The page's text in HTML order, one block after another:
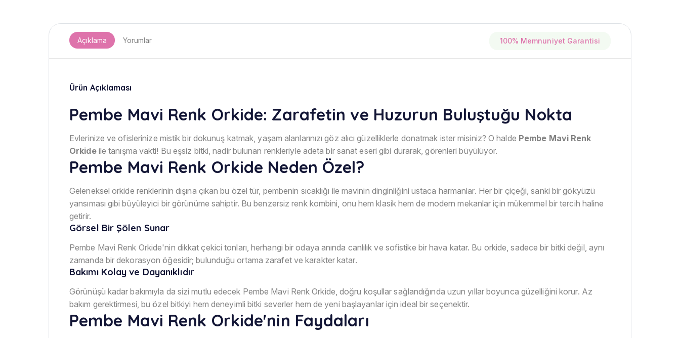
Açıklama Yorumlar 100% Memnuniyet Garantisi
Ürün Açıklaması
Pembe Mavi Renk Orkide: Zarafetin ve Huzurun Buluştuğu Nokta
Evlerinize ve ofislerinize mistik bir dokunuş katmak, yaşam alanlarınızı göz alıcı güzelliklerle donatmak ister misiniz? O halde Pembe Mavi Renk
Orkideile tanışma vakti! Bu eşsiz bitki, nadir bulunan renkleriyle adeta bir sanat eseri gibi durarak, görenleri büyülüyor.
Pembe Mavi Renk Orkide Neden Özel?
Geleneksel orkide renklerinin dışına çıkan bu özel tür, pembenin sıcaklığı ile mavinin dinginliğini ustaca harmanlar. Her bir çiçeği, sanki bir gökyüzü
yansıması gibi büyüleyici bir görünüme sahiptir. Bu benzersiz renk kombini, onu hem klasik hem de modern mekanlar için mükemmel bir tercih haline
getirir.
Görsel Bir Şölen Sunar
Pembe Mavi Renk Orkide'nin dikkat çekici tonları, herhangi bir odaya anında canlılık ve sofistike bir hava katar. Bu orkide, sadece bir bitki değil, aynı
zamanda bir dekorasyon öğesidir; bulunduğu ortama zarafet ve karakter katar.
Bakımı Kolay ve Dayanıklıdır
Görünüşü kadar bakımıyla da sizi mutlu edecek Pembe Mavi Renk Orkide, doğru koşullar sağlandığında uzun yıllar boyunca güzelliğini korur. Az
bakım gerektirmesi, bu özel bitkiyi hem deneyimli bitki severler hem de yeni başlayanlar için ideal bir seçenektir.
Pembe Mavi Renk Orkide'nin Faydaları